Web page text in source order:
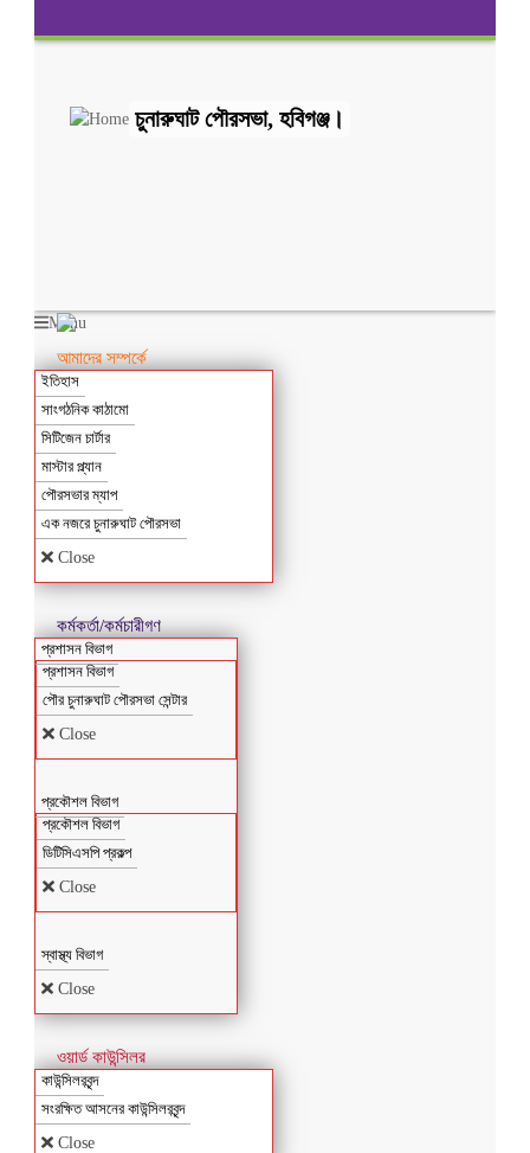
চুনারুঘাট পৌরসভা, হবিগঞ্জ।
Menu
আমাদের সম্পর্কে
ইতিহাস
সাংগঠনিক কাঠামো
সিটিজেন চার্টার
মাস্টার প্ল্যান
পৌরসভার ম্যাপ
এক নজরে চুনারুঘাট পৌরসভা
Close
কর্মকর্তা/কর্মচারীগণ
প্রশাসন বিভাগ
প্রশাসন বিভাগ
পৌর চুনারুঘাট পৌরসভা সেন্টার
Close
প্রকৌশল বিভাগ
প্রকৌশল বিভাগ
ডিটিসিএসপি প্রকল্প
Close
স্বাস্থ্য বিভাগ
Close
ওয়ার্ড কাউন্সিলর
কাউন্সিলরবৃন্দ
সংরক্ষিত আসনের কাউন্সিলরবৃন্দ
Close